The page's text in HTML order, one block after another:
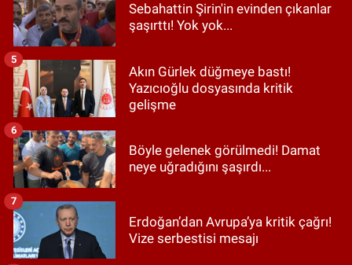
Sebahattin Şirin'in evinden çıkanlar
şaşırttı! Yok yok...
Akın Gürlek düğmeye bastı!
Yazıcıoğlu dosyasında kritik
gelişme
5
Böyle gelenek görülmedi! Damat
neye uğradığını şaşırdı...
6
Erdoğan’dan Avrupa’ya kritik çağrı!
Vize serbestisi mesajı
7